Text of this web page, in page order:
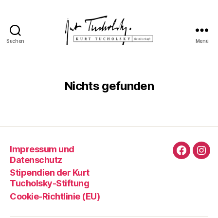
Suchen Menü
Nichts gefunden
Impressum und
Datenschutz
Stipendien der Kurt
Tucholsky-Stiftung
Cookie-Richtlinie (EU)